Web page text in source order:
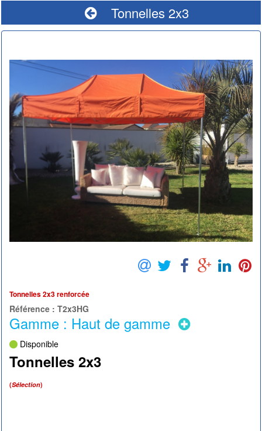
Tonnelles 2x3
Tonnelles 2x3 renforcée
Référence : T2x3HG
Gamme : Haut de gamme
Disponible
Tonnelles 2x3
(Sélection)